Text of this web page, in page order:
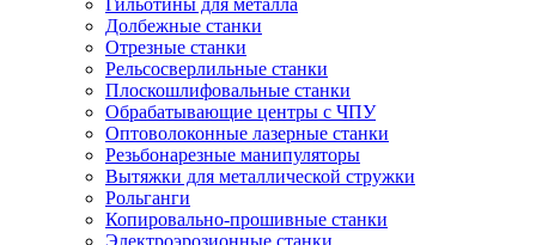
Гильотины для металла
Долбежные станки
Отрезные станки
Рельсосверлильные станки
Плоскошлифовальные станки
Обрабатывающие центры с ЧПУ
Оптоволоконные лазерные станки
Резьбонарезные манипуляторы
Вытяжки для металлической стружки
Рольганги
Копировально-прошивные станки
Электроэрозионные станки